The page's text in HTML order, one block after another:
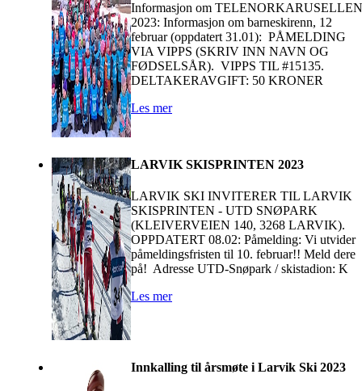
Informasjon om TELENORKARUSELLEN
2023: Informasjon om barneskirenn, 12
februar (oppdatert 31.01): PÅMELDING
VIA VIPPS (SKRIV INN NAVN OG
FØDSELSÅR). VIPPS TIL #15135.
DELTAKERAVGIFT: 50 KRONER
Les mer
LARVIK SKISPRINTEN 2023
LARVIK SKI INVITERER TIL LARVIK
SKISPRINTEN - UTD SNØPARK
(KLEIVERVEIEN 140, 3268 LARVIK).
OPPDATERT 08.02: Påmelding: Vi utvider
påmeldingsfristen til 10. februar!! Meld dere
på! Adresse UTD-Snøpark / skistadion: K
Les mer
Innkalling til årsmøte i Larvik Ski 2023